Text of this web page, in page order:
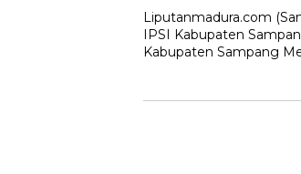
Liputanmadura.com
IPSI Kabupaten
Kabupaten Sampang